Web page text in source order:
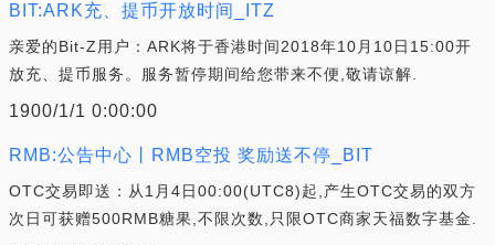
BIT:ARK充、提币开放时间_ITZ
亲爱的Bit-Z用户：ARK将于香港时间2018年10月10日15:00开
放充、提币服务。服务暂停期间给您带来不便,敬请谅解.
1900/1/1 0:00:00
RMB:公告中心丨RMB空投 奖励送不停_BIT
OTC交易即送：从1月4日00:00(UTC8)起,产生OTC交易的双方
次日可获赠500RMB糖果,不限次数,只限OTC商家天福数字基金.